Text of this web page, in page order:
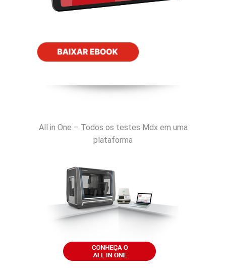
All in One – Todos os testes Mdx em uma
plataforma